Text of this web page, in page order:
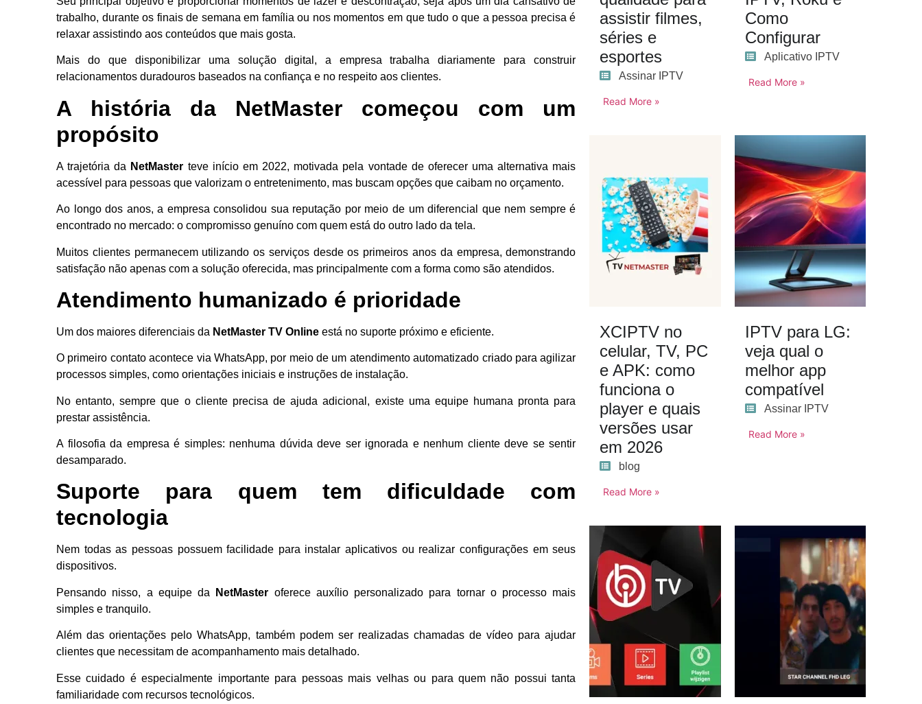
trabalho, durante os finais de semana em família ou nos momentos em que tudo o que a pessoa precisa é
relaxar assistindo aos conteúdos que mais gosta.
Mais do que disponibilizar uma solução digital, a empresa trabalha diariamente para construir
relacionamentos duradouros baseados na confiança e no respeito aos clientes.
A história da NetMaster começou com um
propósito
A trajetória da NetMaster teve início em 2022, motivada pela vontade de oferecer uma alternativa mais
acessível para pessoas que valorizam o entretenimento, mas buscam opções que caibam no orçamento.
Ao longo dos anos, a empresa consolidou sua reputação por meio de um diferencial que nem sempre é
encontrado no mercado: o compromisso genuíno com quem está do outro lado da tela.
Muitos clientes permanecem utilizando os serviços desde os primeiros anos da empresa, demonstrando
satisfação não apenas com a solução oferecida, mas principalmente com a forma como são atendidos.
Atendimento humanizado é prioridade
Um dos maiores diferenciais da NetMaster TV Online está no suporte próximo e eficiente.
O primeiro contato acontece via WhatsApp, por meio de um atendimento automatizado criado para agilizar
processos simples, como orientações iniciais e instruções de instalação.
No entanto, sempre que o cliente precisa de ajuda adicional, existe uma equipe humana pronta para
prestar assistência.
A filosofia da empresa é simples: nenhuma dúvida deve ser ignorada e nenhum cliente deve se sentir
desamparado.
Suporte para quem tem dificuldade com
tecnologia
Nem todas as pessoas possuem facilidade para instalar aplicativos ou realizar configurações em seus
dispositivos.
Pensando nisso, a equipe da NetMaster oferece auxílio personalizado para tornar o processo mais
simples e tranquilo.
Além das orientações pelo WhatsApp, também podem ser realizadas chamadas de vídeo para ajudar
clientes que necessitam de acompanhamento mais detalhado.
Esse cuidado é especialmente importante para pessoas mais velhas ou para quem não possui tanta
familiaridade com recursos tecnológicos.
assistir filmes,
séries e
esportes
Assinar IPTV
Read More »
Como
Configurar
Aplicativo IPTV
Read More »
XCIPTV no
celular, TV, PC
e APK: como
funciona o
player e quais
versões usar
em 2026
blog
Read More »
IPTV para LG:
veja qual o
melhor app
compatível
Assinar IPTV
Read More »